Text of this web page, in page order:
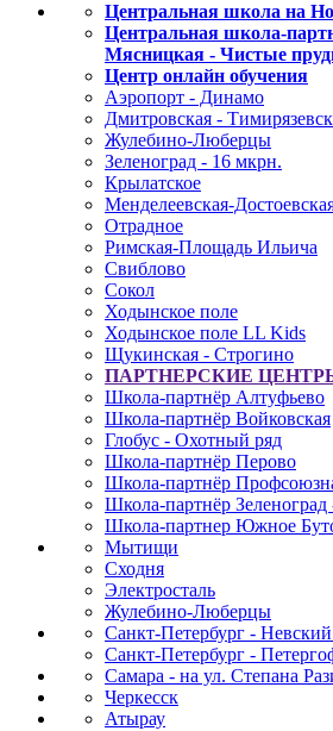
Центральная школа на
Центральная школа-
Мясницкая - Чистые
Центр онлайн обучения
Аэропорт - Динамо
Дмитровская -
Жулебино-Люберцы
Зеленоград - 16 мкрн.
Крылатское
Менделеевская-
Отрадное
Римская-Площадь Ильича
Свиблово
Сокол
Ходынское поле
Ходынское поле LL Kids
Щукинская - Строгино
ПАРТНЕРСКИЕ
Школа-партнёр Алтуфьево
Школа-партнёр Войковская
Глобус - Охотный ряд
Школа-партнёр Перово
Школа-партнёр
Школа-партнёр
Школа-партнер Южное
Мытищи
Сходня
Электросталь
Жулебино-Люберцы
Санкт-Петербург -
Санкт-Петербург -
Самара - на ул. Степана
Черкесск
Атырау